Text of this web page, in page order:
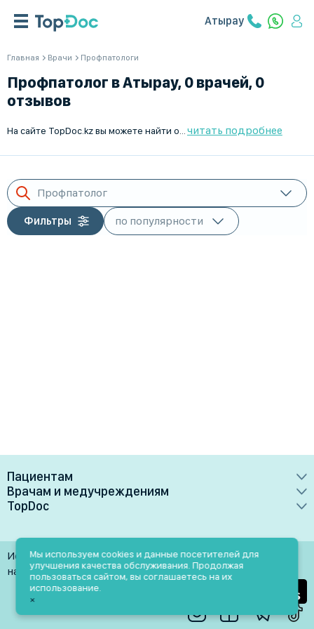
Атырау
Главная Врачи Профпатологи
Профпатолог в Атырау, 0 врачей, 0
отзывов
читать подробнее
Профпатолог
Фильтры
Пациентам
Врачи
Клиники
Лаборатории
Услуги
Блог
Акции и скидки
Врачам и медучреждениям
Преимущества
Медучреждениям
Врачам
TopDoc
Контакты
Помощь
Использование материалов разрешено только при
наличии активной ссылки на источник
Мы используем cookies и данные посетителей для
улучшения качества обслуживания. Продолжая
пользоваться сайтом, вы соглашаетесь на их
использование.
×